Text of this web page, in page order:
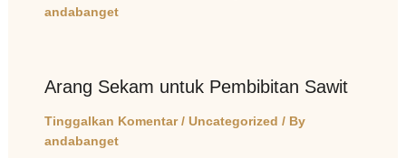
andabanget
Arang Sekam untuk Pembibitan Sawit
Tinggalkan Komentar / Uncategorized / By
andabanget